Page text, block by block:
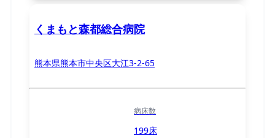
くまもと森都総合病院
熊本県熊本市中央区大江3-2-65
病床数
199床